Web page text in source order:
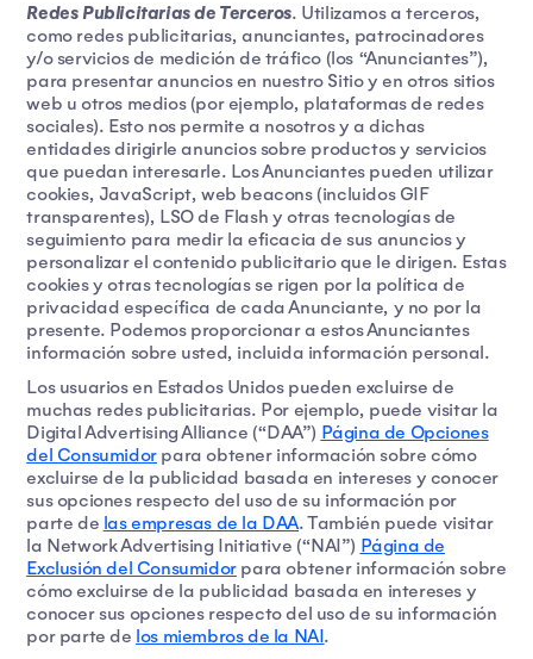
Redes Publicitarias de Terceros. Utilizamos a terceros,
como redes publicitarias, anunciantes, patrocinadores
y/o servicios de medición de tráfico (los “Anunciantes”),
para presentar anuncios en nuestro Sitio y en otros sitios
web u otros medios (por ejemplo, plataformas de redes
sociales). Esto nos permite a nosotros y a dichas
entidades dirigirle anuncios sobre productos y servicios
que puedan interesarle. Los Anunciantes pueden utilizar
cookies, JavaScript, web beacons (incluidos GIF
transparentes), LSO de Flash y otras tecnologías de
seguimiento para medir la eficacia de sus anuncios y
personalizar el contenido publicitario que le dirigen. Estas
cookies y otras tecnologías se rigen por la política de
privacidad específica de cada Anunciante, y no por la
presente. Podemos proporcionar a estos Anunciantes
información sobre usted, incluida información personal.
Los usuarios en Estados Unidos pueden excluirse de
muchas redes publicitarias. Por ejemplo, puede visitar la
Digital Advertising Alliance (“DAA”) Página de Opciones
del Consumidorpara obtener información sobre cómo
excluirse de la publicidad basada en intereses y conocer
sus opciones respecto del uso de su información por
parte de las empresas de la DAA. También puede visitar
la Network Advertising Initiative (“NAI”) Página de
Exclusión del Consumidorpara obtener información sobre
cómo excluirse de la publicidad basada en intereses y
conocer sus opciones respecto del uso de su información
por parte de los miembros de la NAI.